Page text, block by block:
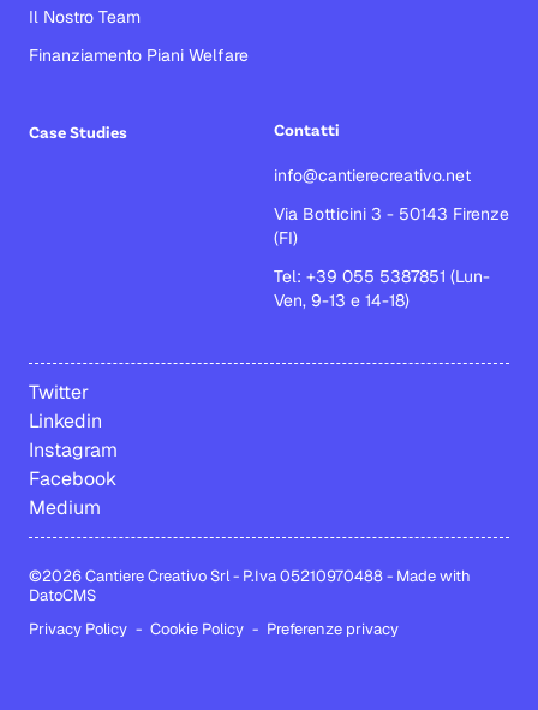
Il Nostro Team
Finanziamento Piani Welfare
Case Studies Contatti
info@cantierecreativo.net
Via Botticini 3 - 50143 Firenze
(FI)
Tel: +39 055 5387851 (Lun-
Ven, 9-13 e 14-18)
Twitter
Linkedin
Instagram
Facebook
Medium
©2026 Cantiere Creativo Srl - P.Iva 05210970488- Made with
DatoCMS
Privacy Policy - Cookie Policy - Preferenze privacy